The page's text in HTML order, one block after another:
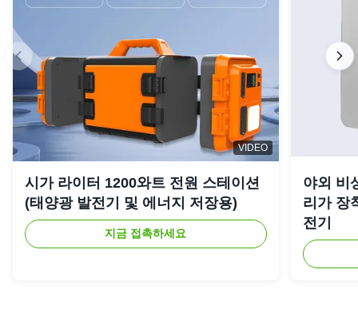
VIDEO
시가 라이터 1200와트 전원 스테이션
(태양광 발전기 및 에너지 저장용)
지금 접촉하세요
야외 비
리가 장
전기